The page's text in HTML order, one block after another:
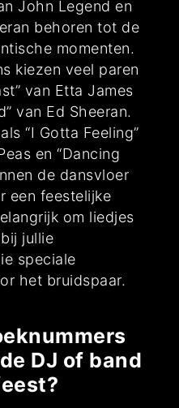
John Legend en
behoren tot de
momenten.
kiezen veel paren
van Etta James
van Ed Sheeran.
“I Gotta Feeling”
en “Dancing
de dansvloer
een feestelijke
om liedjes
jullie
speciale
het bruidspaar.
DJ of band